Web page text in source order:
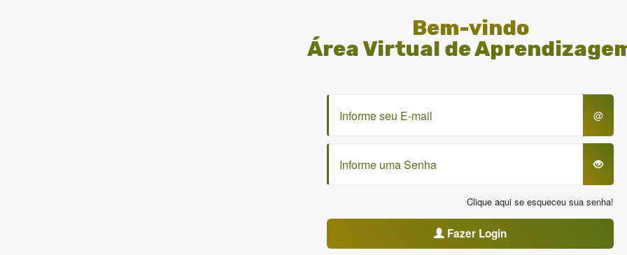
Bem-vindo
Área Virtual de
@
Clique aqui se esqueceu sua senha!
Fazer Login